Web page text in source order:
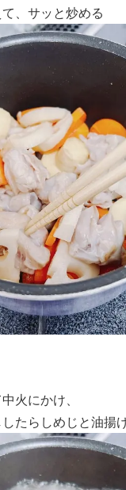
、サッと炒める
火にかけ、
たらしめじと油揚